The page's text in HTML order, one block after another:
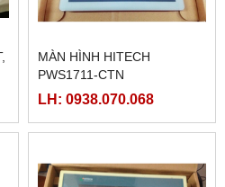
MÀN HÌNH HITECH
PWS1711-CTN
LH: 0938.070.068